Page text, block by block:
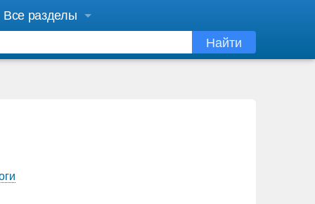
Все разделы
Найти